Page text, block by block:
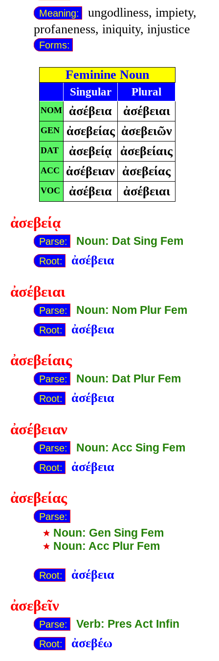
Meaning:
ungodliness, impiety,
profaneness, iniquity, injustice
Forms:
Feminine Noun
Singular Plural
NOM ἀσέβεια ἀσέβειαι
GEN ἀσεβείας ἀσεβειῶν
DAT ἀσεβείᾳ ἀσεβείαις
ACC ἀσέβειαν ἀσεβείας
VOC ἀσέβεια ἀσέβειαι
ἀσεβείᾳ
Parse: Noun: Dat Sing Fem
Root: ἀσέβεια
ἀσέβειαι
Parse: Noun: Nom Plur Fem
Root: ἀσέβεια
ἀσεβείαις
Parse: Noun: Dat Plur Fem
Root: ἀσέβεια
ἀσέβειαν
Parse: Noun: Acc Sing Fem
Root: ἀσέβεια
ἀσεβείας
Parse:
Noun: Gen Sing Fem
Noun: Acc Plur Fem
Root: ἀσέβεια
ἀσεβεῖν
Parse: Verb: Pres Act Infin
Root: ἀσεβέω